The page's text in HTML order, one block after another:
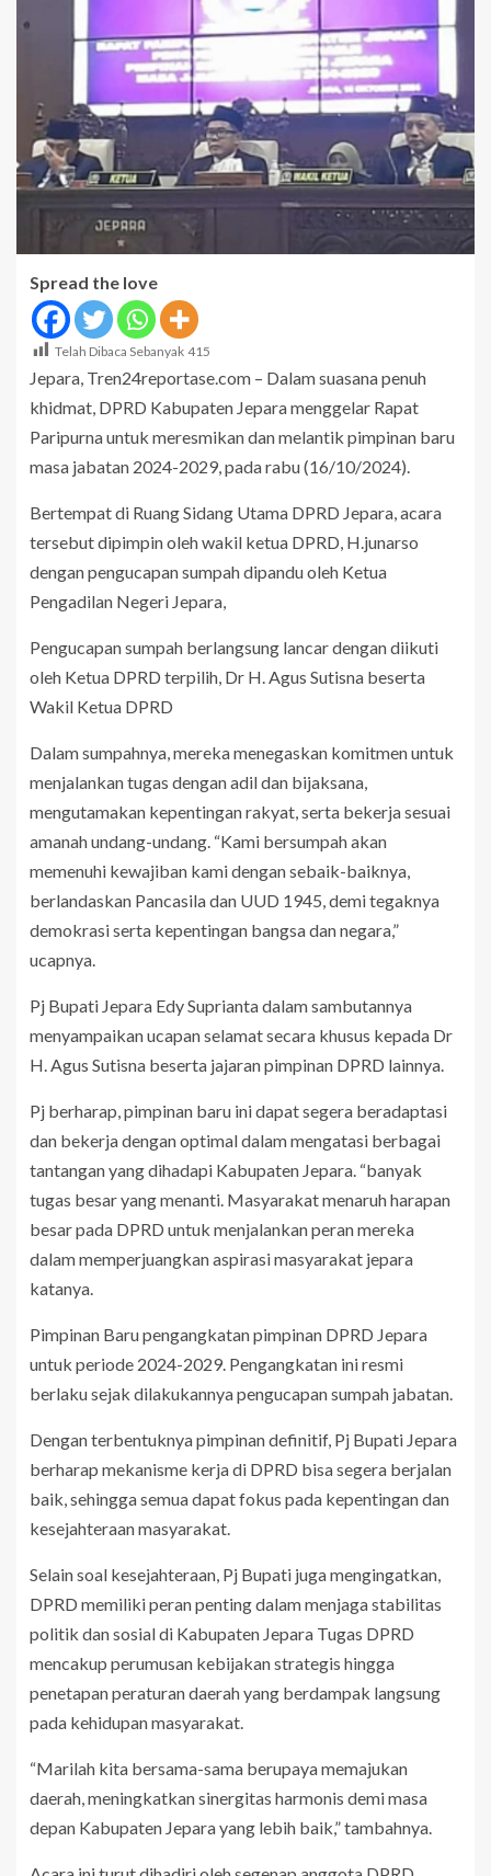
Spread the love
Telah Dibaca Sebanyak 415
Jepara, Tren24reportase.com – Dalam suasana penuh
khidmat, DPRD Kabupaten Jepara menggelar Rapat
Paripurna untuk meresmikan dan melantik pimpinan baru
masa jabatan 2024-2029, pada rabu (16/10/2024).
Bertempat di Ruang Sidang Utama DPRD Jepara, acara
tersebut dipimpin oleh wakil ketua DPRD, H.junarso
dengan pengucapan sumpah dipandu oleh Ketua
Pengadilan Negeri Jepara,
Pengucapan sumpah berlangsung lancar dengan diikuti
oleh Ketua DPRD terpilih, Dr H. Agus Sutisna beserta
Wakil Ketua DPRD
Dalam sumpahnya, mereka menegaskan komitmen untuk
menjalankan tugas dengan adil dan bijaksana,
mengutamakan kepentingan rakyat, serta bekerja sesuai
amanah undang-undang. “Kami bersumpah akan
memenuhi kewajiban kami dengan sebaik-baiknya,
berlandaskan Pancasila dan UUD 1945, demi tegaknya
demokrasi serta kepentingan bangsa dan negara,”
ucapnya.
Pj Bupati Jepara Edy Suprianta dalam sambutannya
menyampaikan ucapan selamat secara khusus kepada Dr
H. Agus Sutisna beserta jajaran pimpinan DPRD lainnya.
Pj berharap, pimpinan baru ini dapat segera beradaptasi
dan bekerja dengan optimal dalam mengatasi berbagai
tantangan yang dihadapi Kabupaten Jepara. “banyak
tugas besar yang menanti. Masyarakat menaruh harapan
besar pada DPRD untuk menjalankan peran mereka
dalam memperjuangkan aspirasi masyarakat jepara
katanya.
Pimpinan Baru pengangkatan pimpinan DPRD Jepara
untuk periode 2024-2029. Pengangkatan ini resmi
berlaku sejak dilakukannya pengucapan sumpah jabatan.
Dengan terbentuknya pimpinan definitif, Pj Bupati Jepara
berharap mekanisme kerja di DPRD bisa segera berjalan
baik, sehingga semua dapat fokus pada kepentingan dan
kesejahteraan masyarakat.
Selain soal kesejahteraan, Pj Bupati juga mengingatkan,
DPRD memiliki peran penting dalam menjaga stabilitas
politik dan sosial di Kabupaten Jepara Tugas DPRD
mencakup perumusan kebijakan strategis hingga
penetapan peraturan daerah yang berdampak langsung
pada kehidupan masyarakat.
“Marilah kita bersama-sama berupaya memajukan
daerah, meningkatkan sinergitas harmonis demi masa
depan Kabupaten Jepara yang lebih baik,” tambahnya.